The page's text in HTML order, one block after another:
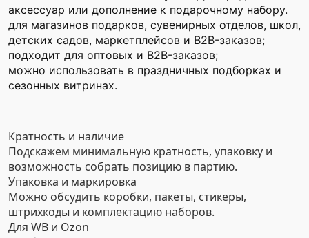
аксессуар или дополнение к подарочному набору.
для магазинов подарков, сувенирных отделов, школ,
детских садов, маркетплейсов и B2B-заказов;
подходит для оптовых и B2B-заказов;
можно использовать в праздничных подборках и
сезонных витринах.
Кратность и наличие
Подскажем минимальную кратность, упаковку и
возможность собрать позицию в партию.
Упаковка и маркировка
Можно обсудить коробки, пакеты, стикеры,
штрихкоды и комплектацию наборов.
Для WB и Ozon